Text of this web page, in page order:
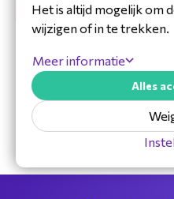
30 jaar ervaring in de
Toegewijd Nederlands
ondersteuningsteam
Specialistische distributeur
Het is altijd mogelijk om
wijzigen of in te trekken.
Meer informatie
Alles